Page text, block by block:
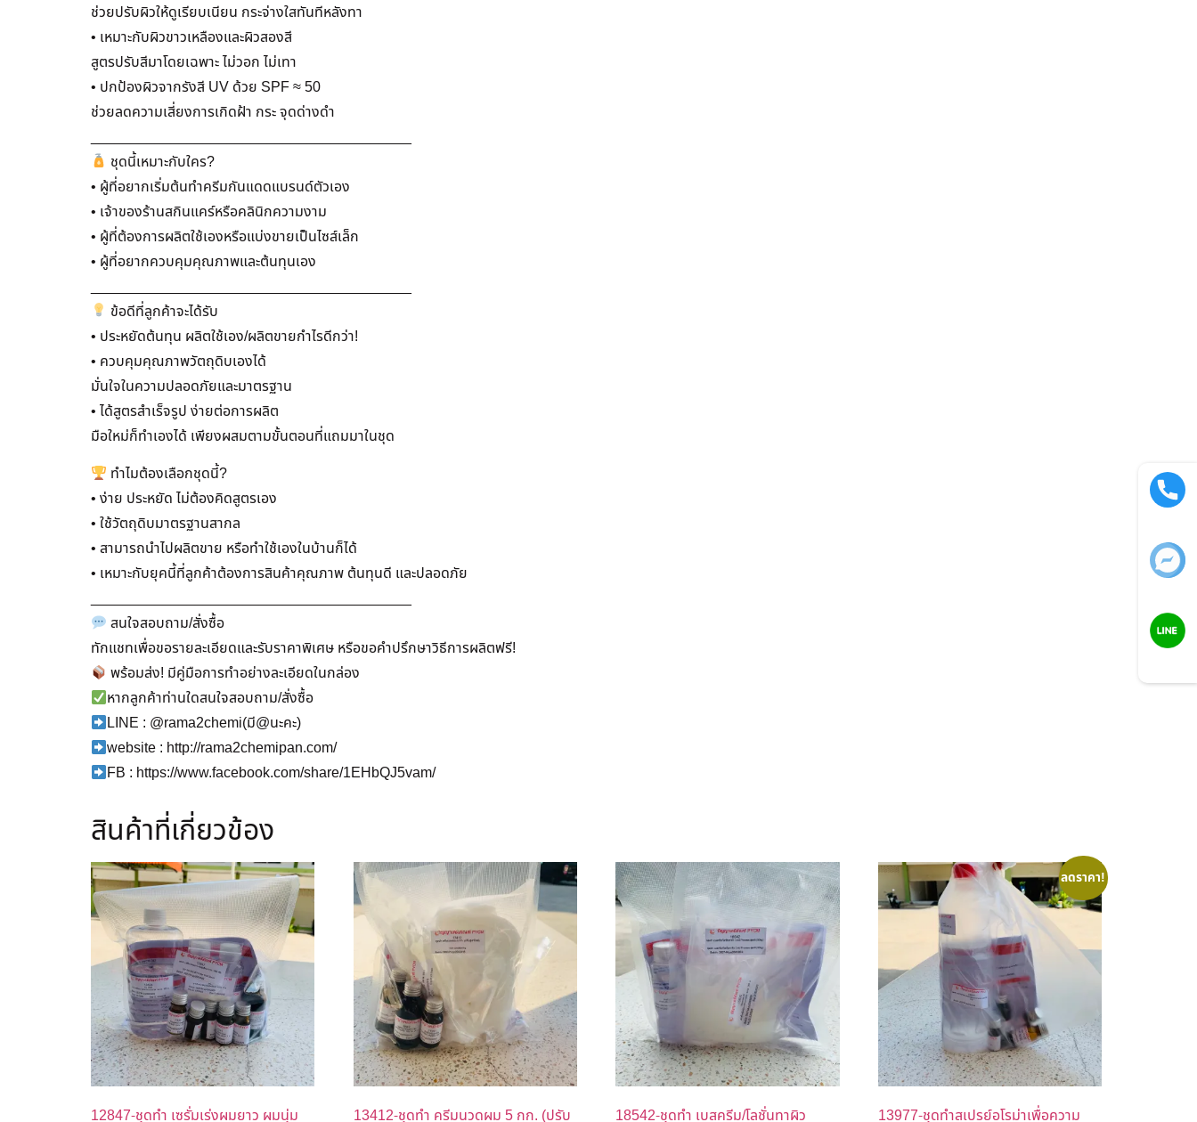
ช่วยปรับผิวให้ดูเรียบเนียน กระจ่างใสทันทีหลังทา
• เหมาะกับผิวขาวเหลืองและผิวสองสี
สูตรปรับสีมาโดยเฉพาะ ไม่วอก ไม่เทา
• ปกป้องผิวจากรังสี UV ด้วย SPF ≈ 50
ช่วยลดความเสี่ยงการเกิดฝ้า กระ จุดด่างดำ
ชุดนี้เหมาะกับใคร?
• ผู้ที่อยากเริ่มต้นทำครีมกันแดดแบรนด์ตัวเอง
• เจ้าของร้านสกินแคร์หรือคลินิกความงาม
• ผู้ที่ต้องการผลิตใช้เองหรือแบ่งขายเป็นไซส์เล็ก
• ผู้ที่อยากควบคุมคุณภาพและต้นทุนเอง
ข้อดีที่ลูกค้าจะได้รับ
• ประหยัดต้นทุน ผลิตใช้เอง/ผลิตขายกำไรดีกว่า!
• ควบคุมคุณภาพวัตถุดิบเองได้
มั่นใจในความปลอดภัยและมาตรฐาน
• ได้สูตรสำเร็จรูป ง่ายต่อการผลิต
มือใหม่ก็ทำเองได้ เพียงผสมตามขั้นตอนที่แถมมาในชุด
ทำไมต้องเลือกชุดนี้?
• ง่าย ประหยัด ไม่ต้องคิดสูตรเอง
• ใช้วัตถุดิบมาตรฐานสากล
• สามารถนำไปผลิตขาย หรือทำใช้เองในบ้านก็ได้
• เหมาะกับยุคนี้ที่ลูกค้าต้องการสินค้าคุณภาพ ต้นทุนดี และปลอดภัย
สนใจสอบถาม/สั่งซื้อ
ทักแชทเพื่อขอรายละเอียดและรับราคาพิเศษ หรือขอคำปรึกษาวิธีการผลิตฟรี!
พร้อมส่ง! มีคู่มือการทำอย่างละเอียดในกล่อง
หากลูกค้าท่านใดสนใจสอบถาม/สั่งซื้อ
LINE : @rama2chemi(มี@นะคะ)
website : http://rama2chemipan.com/
FB : https://www.facebook.com/share/1EHbQJ5vam/
สินค้าที่เกี่ยวข้อง
12847-ชุดทำ เซรั่มเร่งผมยาว ผมนุ่ม 13412-ชุดทำ ครีมนวดผม 5 กก. (ปรับ 18542-ชุดทำ เบสครีม/โลชั่นทาผิว
ลดราคา!
13977-ชุดทำสเปรย์อโรม่าเพื่อความ